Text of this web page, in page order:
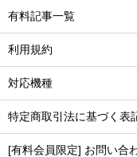
有料記事一覧
利用規約
対応機種
特定商取引法に基づく表
[有料会員限定] お問い合